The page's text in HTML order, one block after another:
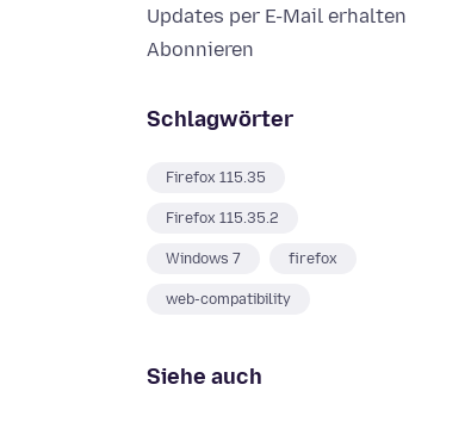
Updates per E-Mail erhalten
Abonnieren
Schlagwörter
Firefox 115.35
Firefox 115.35.2
Windows 7 firefox
web-compatibility
Siehe auch